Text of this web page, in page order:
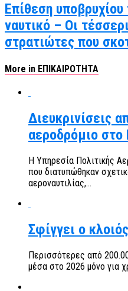
Επίθεση
ναυτικό – Οι
στρατιώτες που
More in ΕΠΙΚΑΙΡΟΤΗΤΑ
Διευκρινίσεις
αεροδρόμιο στο
Η Υπηρεσία Πολιτικής
που διατυπώθηκαν
αεροναυτιλίας,...
Σφίγγει ο
Περισσότερες από
μέσα στο 2026 μόνο για